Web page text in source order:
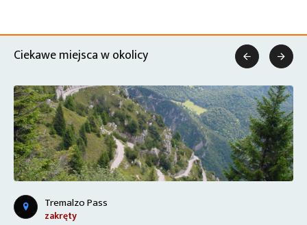
Ciekawe miejsca w okolicy
Tremalzo Pass
zakręty
 